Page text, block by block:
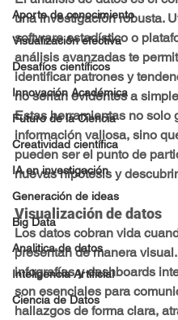
Aporte de conocimiento
Visualización efectiva
Desafíos científicos
Innovación Académica
Futuro de la Ciencia
Creatividad científica
IA en investigación
Generación de ideas
Big Data
Analitica de datos
Inteligencia Artificial
Ciencia de Datos
una investigación robusta.
software estadístico o
análisis avanzadas te
identificar patrones y
no serían evidentes a
Estas herramientas no solo
información valiosa, sino
pueden ser el punto de
nuevas hipótesis y
Visualización de datos
Los datos cobran vida
presentan de manera
infografías y dashboards
son esenciales para
hallazgos de forma clara,